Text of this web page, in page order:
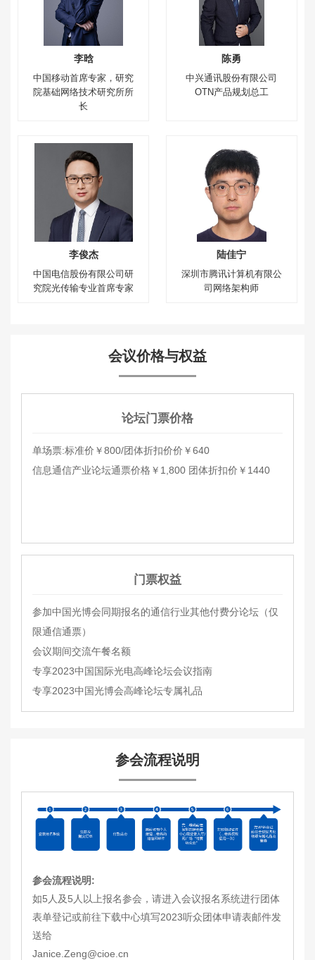
李晗
中国移动首席专家，研究
院基础网络技术研究所所
长
陈勇
中兴通讯股份有限公司
OTN产品规划总工
李俊杰
中国电信股份有限公司研
究院光传输专业首席专家
陆佳宁
深圳市腾讯计算机有限公
司网络架构师
会议价格与权益
论坛门票价格
单场票:标准价￥800/团体折扣价价￥640
信息通信产业论坛通票价格￥1,800 团体折扣价￥1440
门票权益
参加中国光博会同期报名的通信行业其他付费分论坛（仅
限通信通票）
会议期间交流午餐名额
专享2023中国国际光电高峰论坛会议指南
专享2023中国光博会高峰论坛专属礼品
参会流程说明
参会流程说明:
如5人及5人以上报名参会，请进入会议报名系统进行团体
表单登记或前往下载中心填写2023听众团体申请表邮件发
送给
Janice.Zeng@cioe.cn